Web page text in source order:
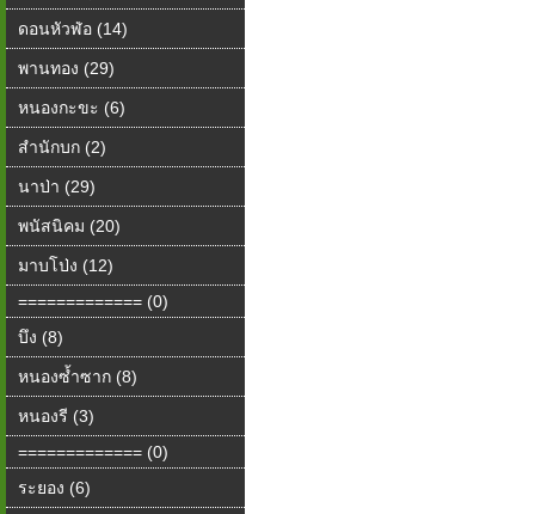
ดอนหัวฬ่อ (14)
พานทอง (29)
หนองกะขะ (6)
สำนักบก (2)
นาป่า (29)
พนัสนิคม (20)
มาบโป่ง (12)
============= (0)
บึง (8)
หนองซ้ำซาก (8)
หนองรี (3)
============= (0)
ระยอง (6)